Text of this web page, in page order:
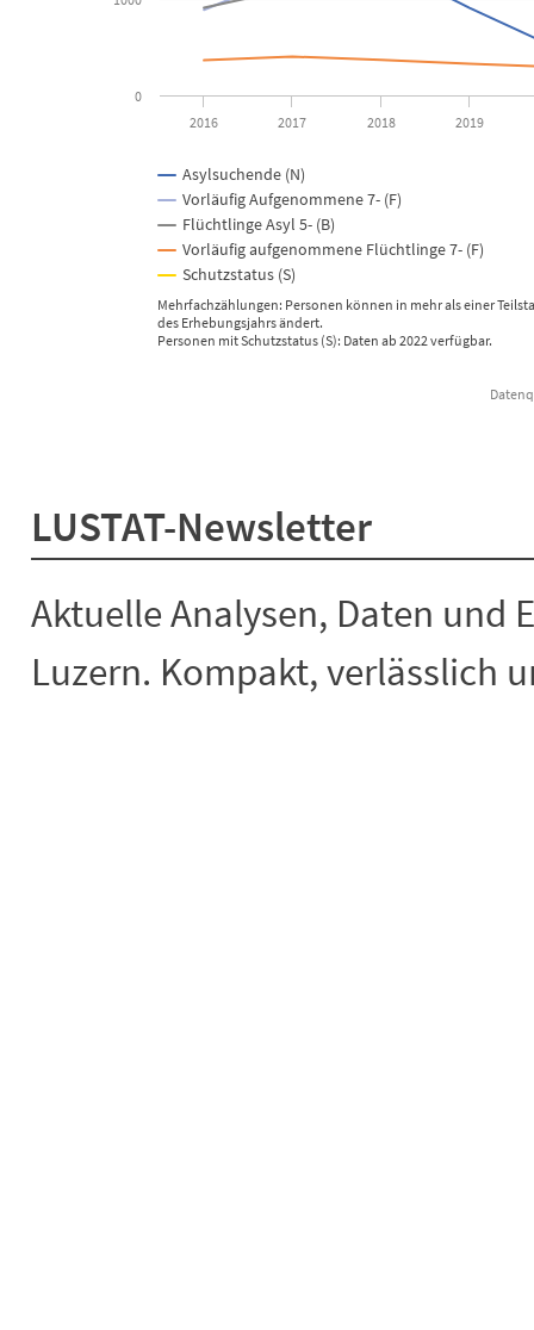
Mehrfachzählungen: Personen können in mehr als einer
des Erhebungsjahrs ändert.
Personen mit Schutzstatus (S): Daten ab 2022 verfügbar.
Asylsuchende (N)
Vorläufig Aufgenommene 7- (F)
Flüchtlinge Asyl 5- (B)
Vorläufig aufgenommene Flüchtlinge 7- (F)
Schutzstatus (S)
2016 2017 2018 2019
0
LUSTAT-Newsletter
Aktuelle Analysen, Daten und
Luzern. Kompakt, verlässlich